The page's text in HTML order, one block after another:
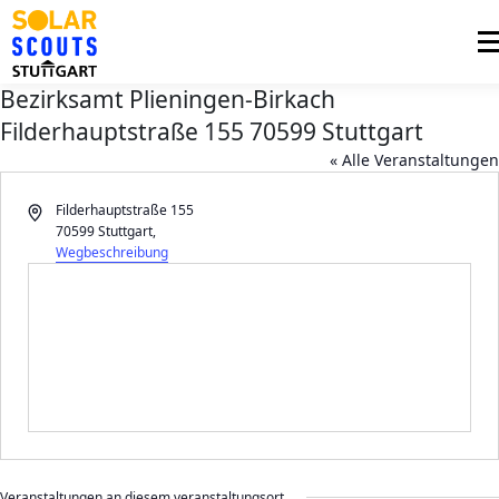
Zum
Inhalt
springen
PHOTOVOLTAIK UNTERSTÜTZUNG AKTUELLES
BEZIRKSGRUPPEN
Bezirksamt Plieningen‐Birkach
Filderhauptstraße 155 70599 Stuttgart
« Alle Veranstaltungen
AdresseFilderhauptstraße 155
70599 Stuttgart,
Wegbeschreibung